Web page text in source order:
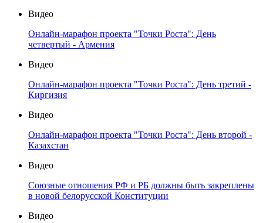
Видео
Онлайн-марафон проекта "Точки Роста": День
четвертый - Армения
Видео
Онлайн-марафон проекта "Точки Роста": День третий -
Киргизия
Видео
Онлайн-марафон проекта "Точки Роста": День второй -
Казахстан
Видео
Союзные отношения РФ и РБ должны быть закреплены
в новой белорусской Конституции
Видео